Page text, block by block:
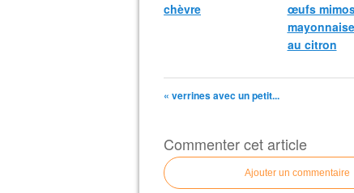
chèvre
œufs
au citron
« verrines avec un petit...
Commenter cet article
Ajouter un commentaire